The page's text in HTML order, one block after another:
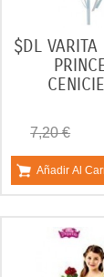
$DL VARITA
7,20 €
Añadir Al